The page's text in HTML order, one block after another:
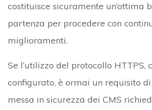
costituisce sicuramente un’ottima
partenza per procedere con
miglioramenti.
Se l’utilizzo del protocollo HTTPS,
configurato, è ormai un requisito di
messa in sicurezza dei CMS